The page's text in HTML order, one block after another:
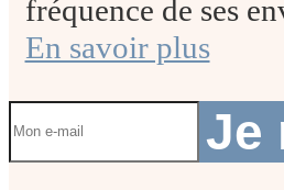
fréquence de ses
En savoir plus